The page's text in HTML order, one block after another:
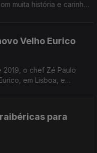
muita história e carinho
Velho Eurico
2019, o chef Zé Paulo
em Lisboa, e
para